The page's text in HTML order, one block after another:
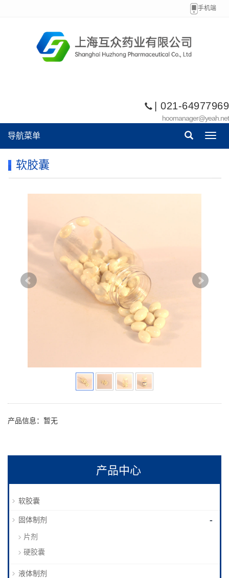
手机端
| 021-64977969
hoomanager@yeah.net
导航菜单
软胶囊
产品信息：暂无
产品中心
软胶囊
固体制剂 -
片剂
硬胶囊
液体制剂